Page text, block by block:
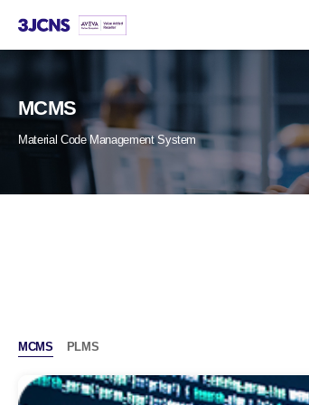
본문
바로가기
MCMS
Material Code Management System
MCMS PLMS